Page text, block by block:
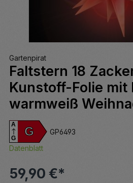
Gartenpirat
Faltstern 18
Kunstoff-Folie mit
warmweiß
G
A
G
GP6493
Datenblatt
59,90 €*